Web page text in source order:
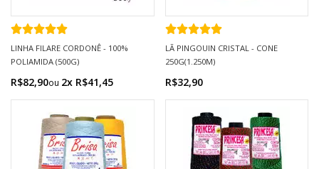
LINHA FILARE CORDONÊ - 100%
POLIAMIDA (500G)
R$82,90 2x R$41,45
LÃ PINGOUIN CRISTAL - CONE
250G(1.250M)
R$32,90